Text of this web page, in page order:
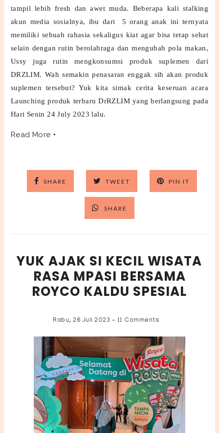
tampil lebih fresh dan awet muda. Beberapa kali stalking
akun media sosialnya, ibu dari 5 orang anak ini ternyata
memiliki sebuah rahasia sekaligus kiat agar bisa tetap sehat
selain dengan rutin berolahraga dan mengubah pola makan,
Ussy juga rutin mengkonsumsi produk suplemen dari
DRZLIM. Wah semakin penasaran enggak sih akan produk
suplemen tersebut? Yuk kita simak cerita keseruan acara
Launching produk terbaru DrRZLIM yang berlangsung pada
Hari Senin 24 July 2023 lalu.
Read More +
SHARE TWEET PIN IT
SHARE
YUK AJAK SI KECIL WISATA
RASA MPASI BERSAMA
ROYCO KALDU SPESIAL
Rabu, 26 Juli 2023 - 11 Comments